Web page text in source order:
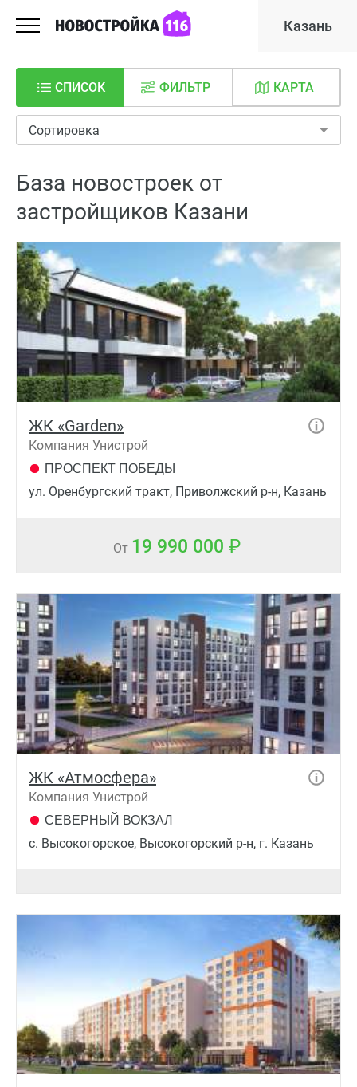
Казань
СПИСОК КАРТА
ФИЛЬТР
Сортировка
База новостроек от
застройщиков Казани
ЖК «Garden»
Компания Унистрой
ПРОСПЕКТ ПОБЕДЫ
ул. Оренбургский тракт, Приволжский р-н, Казань
От 19 990 000
ЖК «Атмосфера»
Компания Унистрой
СЕВЕРНЫЙ ВОКЗАЛ
с. Высокогорское, Высокогорский р-н, г. Казань